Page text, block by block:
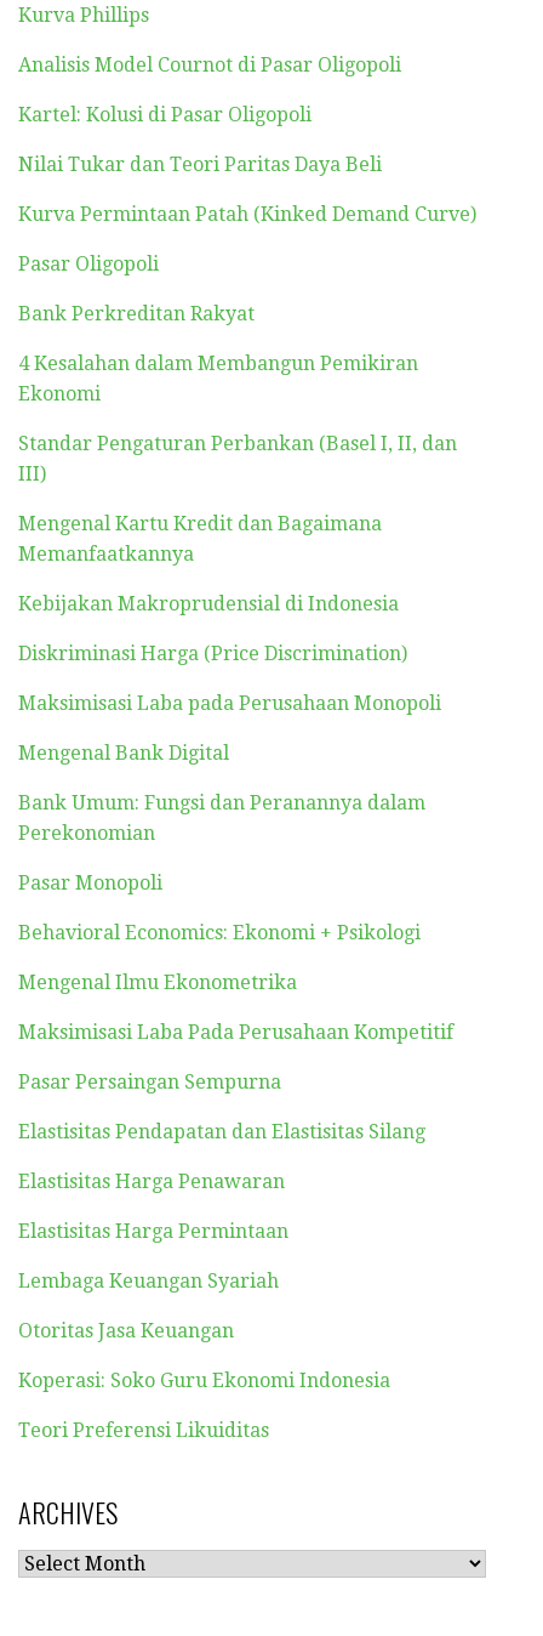
Kurva Phillips
Analisis Model Cournot di Pasar Oligopoli
Kartel: Kolusi di Pasar Oligopoli
Nilai Tukar dan Teori Paritas Daya Beli
Kurva Permintaan Patah (Kinked Demand Curve)
Pasar Oligopoli
Bank Perkreditan Rakyat
4 Kesalahan dalam Membangun Pemikiran
Ekonomi
Standar Pengaturan Perbankan (Basel I, II, dan
III)
Mengenal Kartu Kredit dan Bagaimana
Memanfaatkannya
Kebijakan Makroprudensial di Indonesia
Diskriminasi Harga (Price Discrimination)
Maksimisasi Laba pada Perusahaan Monopoli
Mengenal Bank Digital
Bank Umum: Fungsi dan Peranannya dalam
Perekonomian
Pasar Monopoli
Behavioral Economics: Ekonomi + Psikologi
Mengenal Ilmu Ekonometrika
Maksimisasi Laba Pada Perusahaan Kompetitif
Pasar Persaingan Sempurna
Elastisitas Pendapatan dan Elastisitas Silang
Elastisitas Harga Penawaran
Elastisitas Harga Permintaan
Lembaga Keuangan Syariah
Otoritas Jasa Keuangan
Koperasi: Soko Guru Ekonomi Indonesia
Teori Preferensi Likuiditas
ARCHIVES
ARCHIVES